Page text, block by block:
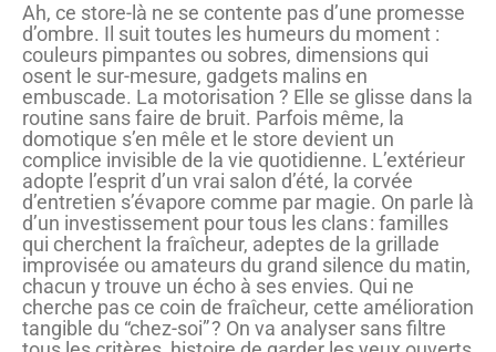
Ah, ce store-là ne se contente pas d’une promesse
d’ombre. Il suit toutes les humeurs du moment :
couleurs pimpantes ou sobres, dimensions qui
osent le sur-mesure, gadgets malins en
embuscade. La motorisation ? Elle se glisse dans la
routine sans faire de bruit. Parfois même, la
domotique s’en mêle et le store devient un
complice invisible de la vie quotidienne. L’extérieur
adopte l’esprit d’un vrai salon d’été, la corvée
d’entretien s’évapore comme par magie. On parle là
d’un investissement pour tous les clans : familles
qui cherchent la fraîcheur, adeptes de la grillade
improvisée ou amateurs du grand silence du matin,
chacun y trouve un écho à ses envies. Qui ne
cherche pas ce coin de fraîcheur, cette amélioration
tangible du “chez-soi” ? On va analyser sans filtre